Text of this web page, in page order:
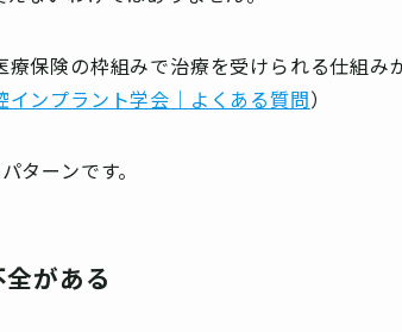
保険の枠組みで治療を受けられる仕組み
インプラント学会｜よくある質問）
ターンです。
がある